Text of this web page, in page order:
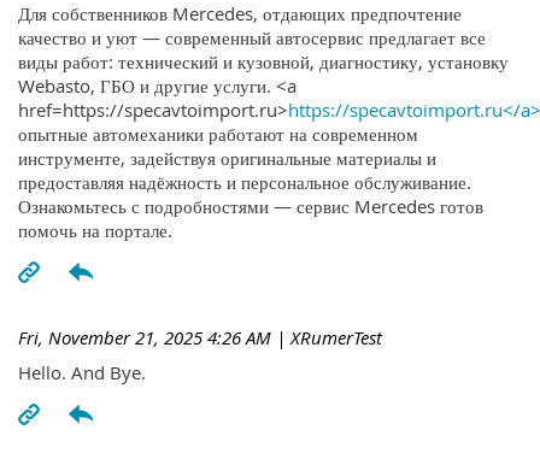
Для собственников Mercedes, отдающих предпочтение
качество и уют — современный автосервис предлагает все
виды работ: технический и кузовной, диагностику, установку
Webasto, ГБО и другие услуги. <a
href=https://specavtoimport.ru>https://specavtoimport.ru</a>
опытные автомеханики работают на современном
инструменте, задействуя оригинальные материалы и
предоставляя надёжность и персональное обслуживание.
Ознакомьтесь с подробностями — сервис Mercedes готов
помочь на портале.
Fri, November 21, 2025 4:26 AM | XRumerTest
Hello. And Bye.